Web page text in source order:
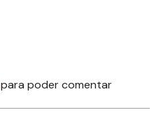
para poder comentar